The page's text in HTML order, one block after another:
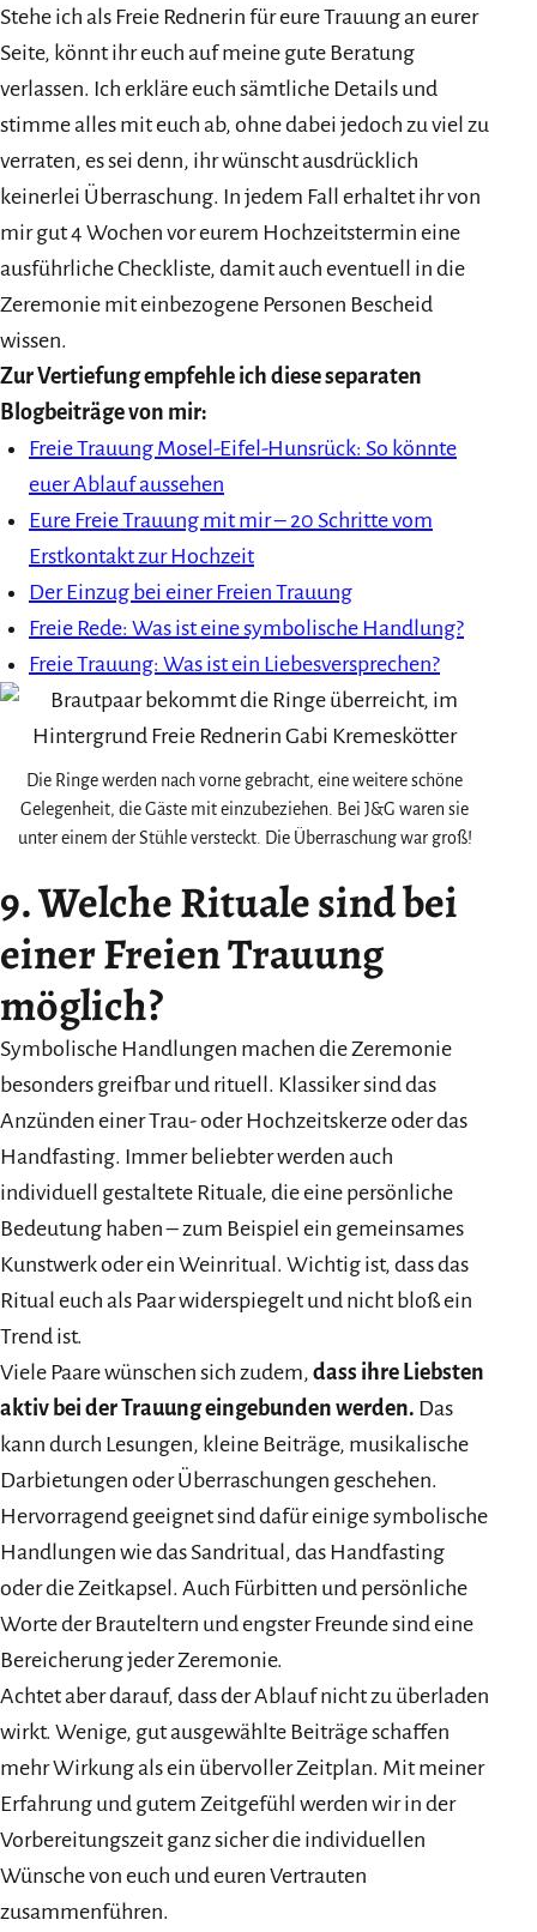
Stehe ich als Freie Rednerin für eure Trauung an eurer
Seite, könnt ihr euch auf meine gute Beratung
verlassen. Ich erkläre euch sämtliche Details und
stimme alles mit euch ab, ohne dabei jedoch zu viel zu
verraten, es sei denn, ihr wünscht ausdrücklich
keinerlei Überraschung. In jedem Fall erhaltet ihr von
mir gut 4 Wochen vor eurem Hochzeitstermin eine
ausführliche Checkliste, damit auch eventuell in die
Zeremonie mit einbezogene Personen Bescheid
wissen.
Zur Vertiefung empfehle ich diese separaten
Blogbeiträge von mir:
Freie Trauung Mosel-Eifel-Hunsrück: So könnte
euer Ablauf aussehen
Eure Freie Trauung mit mir – 20 Schritte vom
Erstkontakt zur Hochzeit
Der Einzug bei einer Freien Trauung
Freie Rede: Was ist eine symbolische Handlung?
Freie Trauung: Was ist ein Liebesversprechen?
Die Ringe werden nach vorne gebracht, eine weitere schöne
Gelegenheit, die Gäste mit einzubeziehen. Bei J&G waren sie
unter einem der Stühle versteckt. Die Überraschung war groß!
9. Welche Rituale sind bei
einer Freien Trauung
möglich?
Symbolische Handlungen machen die Zeremonie
besonders greifbar und rituell. Klassiker sind das
Anzünden einer Trau- oder Hochzeitskerze oder das
Handfasting. Immer beliebter werden auch
individuell gestaltete Rituale, die eine persönliche
Bedeutung haben – zum Beispiel ein gemeinsames
Kunstwerk oder ein Weinritual. Wichtig ist, dass das
Ritual euch als Paar widerspiegelt und nicht bloß ein
Trend ist.
Viele Paare wünschen sich zudem, dass ihre Liebsten
aktiv bei der Trauung eingebunden werden. Das
kann durch Lesungen, kleine Beiträge, musikalische
Darbietungen oder Überraschungen geschehen.
Hervorragend geeignet sind dafür einige symbolische
Handlungen wie das Sandritual, das Handfasting
oder die Zeitkapsel. Auch Fürbitten und persönliche
Worte der Brauteltern und engster Freunde sind eine
Bereicherung jeder Zeremonie.
Achtet aber darauf, dass der Ablauf nicht zu überladen
wirkt. Wenige, gut ausgewählte Beiträge schaffen
mehr Wirkung als ein übervoller Zeitplan. Mit meiner
Erfahrung und gutem Zeitgefühl werden wir in der
Vorbereitungszeit ganz sicher die individuellen
Wünsche von euch und euren Vertrauten
zusammenführen.